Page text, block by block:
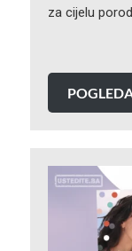
za cijelu